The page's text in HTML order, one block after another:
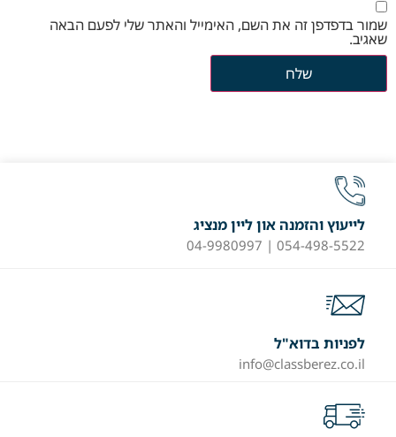
שמור בדפדפן זה את השם, האימייל והאתר שלי לפעם הבאה
שאגיב.
לייעוץ והזמנה און ליין מנציג
054-498-5522 | 04-9980997
לפניות בדוא"ל
info@classberez.co.il